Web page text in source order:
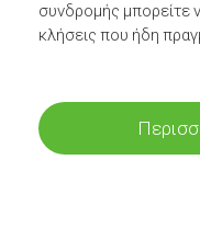
συνδρομής μπορείτε
κλήσεις που ήδη